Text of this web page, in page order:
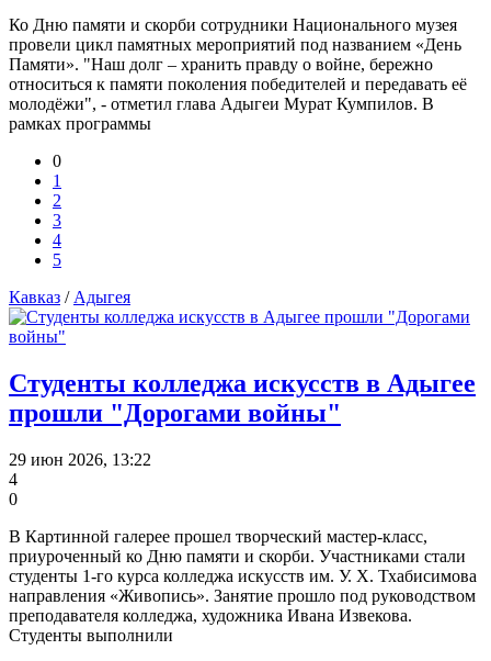
Ко Дню памяти и скорби сотрудники Национального музея
провели цикл памятных мероприятий под названием «День
Памяти». "Наш долг – хранить правду о войне, бережно
относиться к памяти поколения победителей и передавать её
молодёжи", - отметил глава Адыгеи Мурат Кумпилов. В
рамках программы
0
1
2
3
4
5
Кавказ / Адыгея
Студенты колледжа искусств в Адыгее
прошли "Дорогами войны"
29 июн 2026, 13:22
4
0
В Картинной галерее прошел творческий мастер-класс,
приуроченный ко Дню памяти и скорби. Участниками стали
студенты 1-го курса колледжа искусств им. У. Х. Тхабисимова
направления «Живопись». Занятие прошло под руководством
преподавателя колледжа, художника Ивана Извекова.
Студенты выполнили